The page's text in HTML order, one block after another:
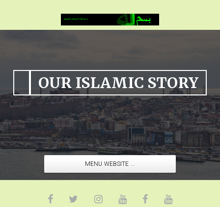
OUR ISLAMIC STORY
MENU WEBSITE ...